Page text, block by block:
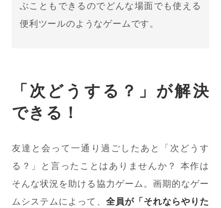
ぶこともできるのでどんな場面でも使える
便利ツールのようなゲームです。
「次どうする？」が解決
できる！
友達と会って一通り過ごしたあと「次どうす
る？」と言ったことはありませんか？ 本作は
そんな状況を助ける協力ゲーム。画期的なゲー
ムシステムによって、 全員が「それならやりた